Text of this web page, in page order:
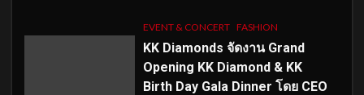
EVENT & CONCERT FASHION
KK Diamonds จัดงาน Grand
Opening KK Diamond & KK
Birth Day Gala Dinner โดย CEO